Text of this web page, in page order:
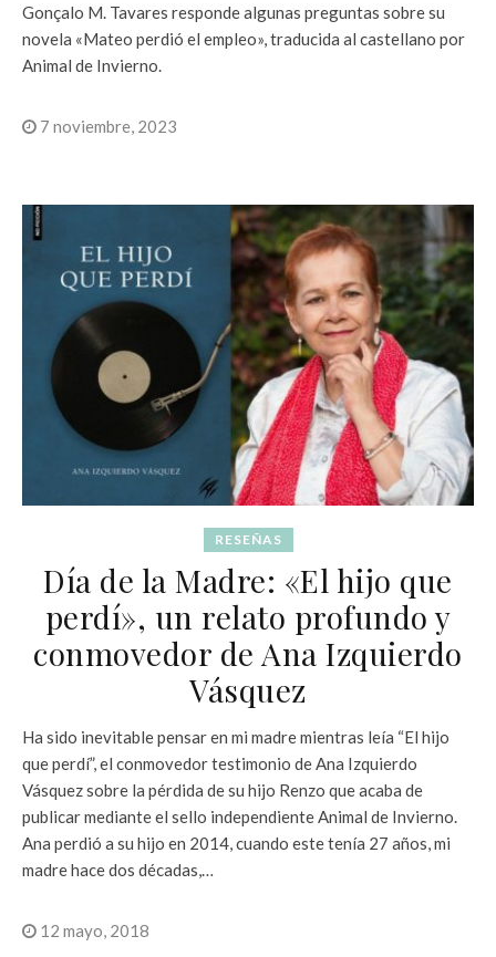
Gonçalo M. Tavares responde algunas preguntas sobre su
novela «Mateo perdió el empleo», traducida al castellano por
Animal de Invierno.
7 noviembre, 2023
RESEÑAS
Día de la Madre: «El hijo que
perdí», un relato profundo y
conmovedor de Ana Izquierdo
Vásquez
Ha sido inevitable pensar en mi madre mientras leía “El hijo
que perdí”, el conmovedor testimonio de Ana Izquierdo
Vásquez sobre la pérdida de su hijo Renzo que acaba de
publicar mediante el sello independiente Animal de Invierno.
Ana perdió a su hijo en 2014, cuando este tenía 27 años, mi
madre hace dos décadas,…
12 mayo, 2018